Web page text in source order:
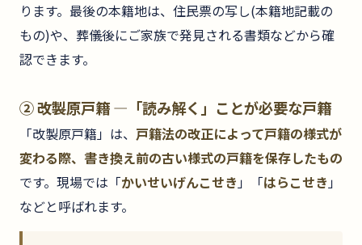
ります。最後の本籍地は、住民票の写し(本籍地記載の
もの)や、葬儀後にご家族で発見される書類などから確
認できます。
② 改製原戸籍 —「読み解く」ことが必要な戸籍
「改製原戸籍」は、 戸籍法の改正によって戸籍の様式が
変わる際、書き換え前の古い様式の戸籍を保存したもの
です。現場では「かいせいげんこせき」「はらこせき」
などと呼ばれます。